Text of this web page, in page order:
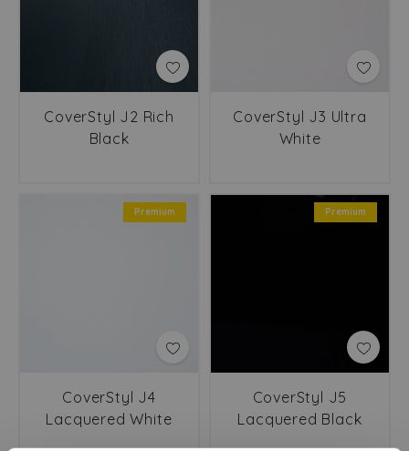
CoverStyl J2 Rich
Black
CoverStyl J3 Ultra
White
Premium
CoverStyl J4
Lacquered White
Premium
CoverStyl J5
Lacquered Black